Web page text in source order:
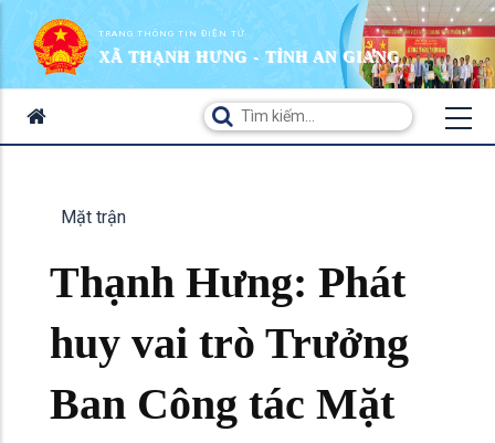
TRANG THÔNG TIN ĐIỆN TỬ
XÃ THẠNH HƯNG - TỈNH AN GIANG
Mặt trận
Thạnh Hưng: Phát
huy vai trò Trưởng
Ban Công tác Mặt